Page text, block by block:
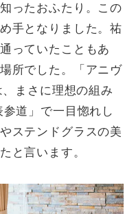
ったおふたり。この
手となりました。祐
っていたこともあ
所でした。「アニヴ
まさに理想の組み
道」で一目惚れし
ステンドグラスの美
と言います。